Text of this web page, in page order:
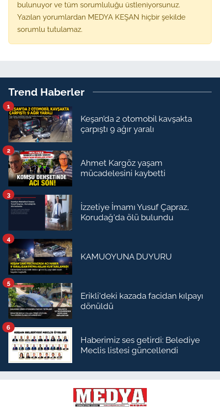
bulunuyor ve tüm sorumluluğu üstleniyorsunuz.
Yazılan yorumlardan MEDYA KEŞAN hiçbir şekilde
sorumlu tutulamaz.
Trend Haberler
Keşan’da 2 otomobil kavşakta
çarpıştı 9 ağır yaralı
1
Ahmet Kargöz yaşam
mücadelesini kaybetti
2
İzzetiye İmamı Yusuf Çapraz,
Korudağ'da ölü bulundu
3
KAMUOYUNA DUYURU
4
Erikli'deki kazada facidan kılpayı
dönüldü
5
Haberimiz ses getirdi: Belediye
Meclis listesi güncellendi
6